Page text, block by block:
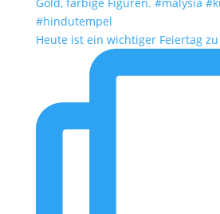
Heute ist ein wichtiger Feiertag